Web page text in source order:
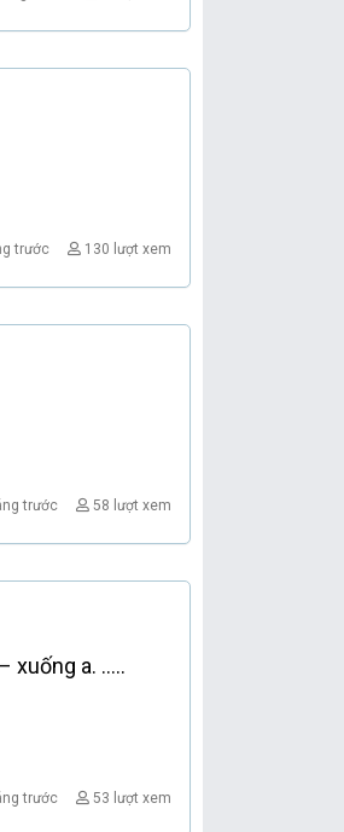
130 lượt xem
trước
58 lượt xem
trước
xuống a. …..
53 lượt xem
trước